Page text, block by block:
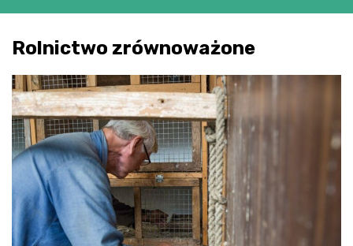
Rolnictwo zrównoważone